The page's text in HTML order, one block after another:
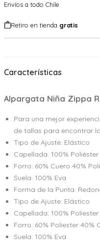
Envíos a todo Chile
Retiro en tienda gratis
Características
Alpargata Niña Zippa
Para una mejor
de tallas para encontrar
Tipo de Ajuste: Elástico
Capellada: 100% Poliéster
Forro: 60% Cuero 40%
Suela: 100% Eva
Forma de la Punta:
Tipo de Ajuste: Elástico
Capellada: 100% Poliester
Forro: 60% Poliester 40%
Suela: 100% Eva